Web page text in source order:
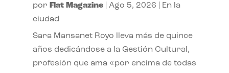
por Flat Magazine| Ago 5, 2026
En la
ciudad
Sara Mansanet Royo lleva más de quince
años dedicándose a la Gestión Cultural,
profesión que ama «por encima de todas